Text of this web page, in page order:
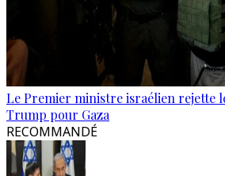
Le Premier ministre israélien rejette
Trump pour Gaza
RECOMMANDÉ